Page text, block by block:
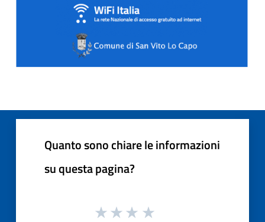
Quanto sono chiare le informazioni
su questa pagina?